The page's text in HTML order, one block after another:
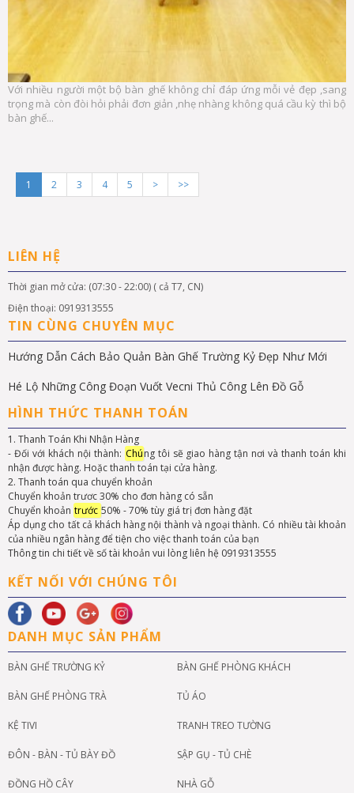
Với nhiều người một bộ bàn ghế không chỉ đáp ứng mỗi vẻ đẹp ,sang
trọng mà còn đòi hỏi phải đơn giản ,nhẹ nhàng không quá cầu kỳ thì bộ
bàn ghế...
1 2 3 4 5 > >>
LIÊN HỆ
Thời gian mở cửa: (07:30 - 22:00) ( cả T7, CN)
Điện thoại: 0919313555
TIN CÙNG CHUYÊN MỤC
Hướng Dẫn Cách Bảo Quản Bàn Ghế Trường Kỷ Đẹp Như Mới
Hé Lộ Những Công Đoạn Vuốt Vecni Thủ Công Lên Đồ Gỗ
HÌNH THỨC THANH TOÁN
1. Thanh Toán Khi Nhận Hàng
- Đối với khách nội thành: Chúng tôi sẽ giao hàng tận nơi và thanh toán khi
nhận được hàng. Hoặc thanh toán tại cửa hàng.
2. Thanh toán qua chuyển khoản
Chuyển khoản trươc 30% cho đơn hàng có sẵn
Chuyển khoản trước 50% - 70% tùy giá trị đơn hàng đặt
Áp dụng cho tất cả khách hàng nội thành và ngoại thành. Có nhiều tài khoản
của nhiều ngân hàng để tiện cho việc thanh toán của bạn
Thông tin chi tiết về số tài khoản vui lòng liên hệ 0919313555
KẾT NỐI VỚI CHÚNG TÔI
DANH MỤC SẢN PHẨM
BÀN GHẾ TRƯỜNG KỶ BÀN GHẾ PHÒNG KHÁCH
BÀN GHẾ PHÒNG TRÀ TỦ ÁO
KỆ TIVI TRANH TREO TƯỜNG
ĐÔN - BÀN - TỦ BÀY ĐỒ SẬP GỤ - TỦ CHÈ
ĐỒNG HỒ CÂY NHÀ GỖ